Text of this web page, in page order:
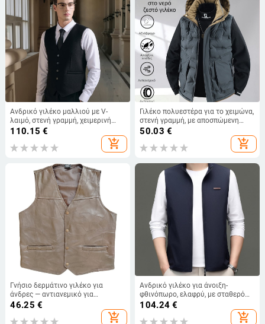
Ανδρικό γιλέκο μαλλιού με V-
λαιμό, στενή γραμμή, χειμερινή
μόδα, casual και επαγγελματικό
110.15 €
add_shopping_cart
Γιλέκο πολυεστέρα για το χειμώνα,
στενή γραμμή, με αποσπώμενη
κουκούλα και φερμουάρ
50.03 €
add_shopping_cart
Γνήσιο δερμάτινο γιλέκο για
άνδρες — αντιανεμικό για
ποδηλασία, από προβατίνα,
46.25 €
add_shopping_cart
Ανδρικό γιλέκο για άνοιξη-
φθινόπωρο, ελαφρύ, με σταθερό
γιακά, casual χωρίς μανίκια,
104.24 €
add_shopping_cart